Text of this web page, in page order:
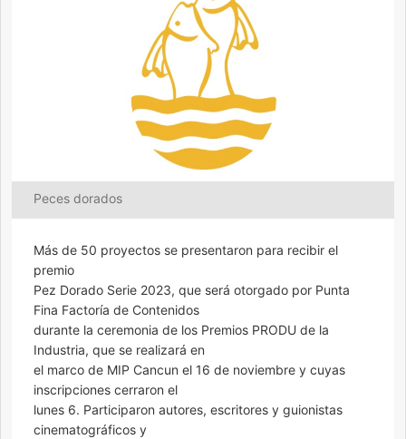
Peces dorados
Más de 50 proyectos se presentaron para recibir el
premio
Pez Dorado Serie 2023, que será otorgado por Punta
Fina Factoría de Contenidos
durante la ceremonia de los Premios PRODU de la
Industria, que se realizará en
el marco de MIP Cancun el 16 de noviembre y cuyas
inscripciones cerraron el
lunes 6. Participaron autores, escritores y guionistas
cinematográficos y